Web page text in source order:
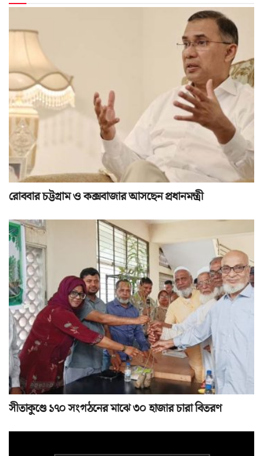
রোববার চট্টগ্রাম ও কক্সবাজার আসছেন প্রধানমন্ত্রী
সীতাকুণ্ডে ১৭০ সংগঠনের মাঝে ৩০ হাজার চারা বিতরণ